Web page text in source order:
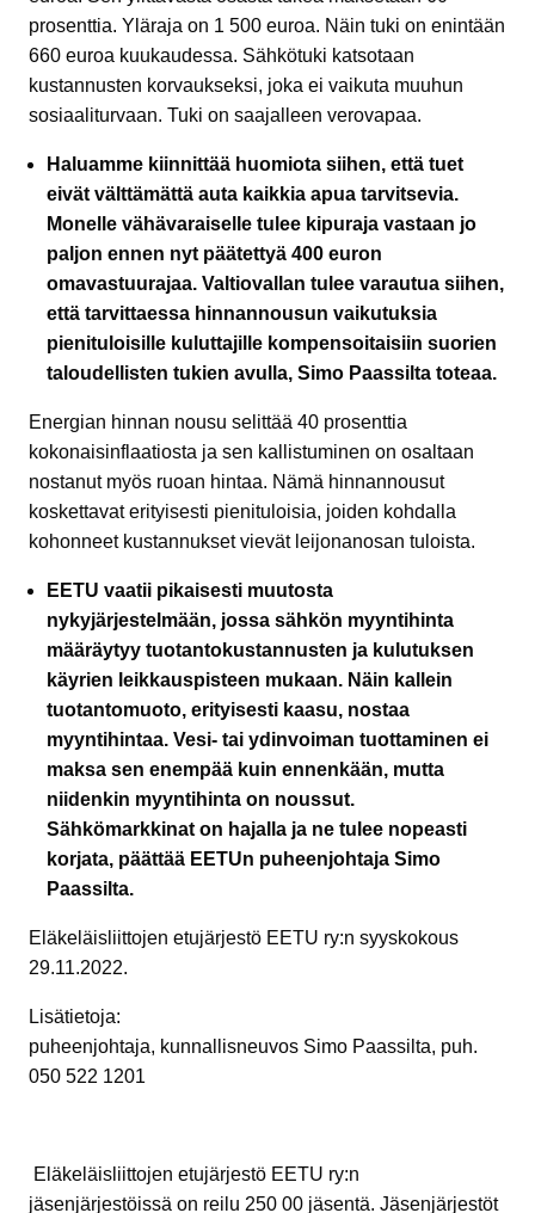
prosenttia. Yläraja on 1 500 euroa. Näin tuki on enintään
660 euroa kuukaudessa. Sähkötuki katsotaan
kustannusten korvaukseksi, joka ei vaikuta muuhun
sosiaaliturvaan. Tuki on saajalleen verovapaa.
Haluamme kiinnittää huomiota siihen, että tuet
eivät välttämättä auta kaikkia apua tarvitsevia.
Monelle vähävaraiselle tulee kipuraja vastaan jo
paljon ennen nyt päätettyä 400 euron
omavastuurajaa. Valtiovallan tulee varautua siihen,
että tarvittaessa hinnannousun vaikutuksia
pienituloisille kuluttajille kompensoitaisiin suorien
taloudellisten tukien avulla, Simo Paassilta toteaa.
Energian hinnan nousu selittää 40 prosenttia
kokonaisinflaatiosta ja sen kallistuminen on osaltaan
nostanut myös ruoan hintaa. Nämä hinnannousut
koskettavat erityisesti pienituloisia, joiden kohdalla
kohonneet kustannukset vievät leijonanosan tuloista.
EETU vaatii pikaisesti muutosta
nykyjärjestelmään, jossa sähkön myyntihinta
määräytyy tuotantokustannusten ja kulutuksen
käyrien leikkauspisteen mukaan. Näin kallein
tuotantomuoto, erityisesti kaasu, nostaa
myyntihintaa. Vesi- tai ydinvoiman tuottaminen ei
maksa sen enempää kuin ennenkään, mutta
niidenkin myyntihinta on noussut.
Sähkömarkkinat on hajalla ja ne tulee nopeasti
korjata, päättää EETUn puheenjohtaja Simo
Paassilta.
Eläkeläisliittojen etujärjestö EETU ry:n syyskokous
29.11.2022.
Lisätietoja:
puheenjohtaja, kunnallisneuvos Simo Paassilta, puh.
050 522 1201
Eläkeläisliittojen etujärjestö EETU ry:n
jäsenjärjestöissä on reilu 250 00 jäsentä. Jäsenjärjestöt